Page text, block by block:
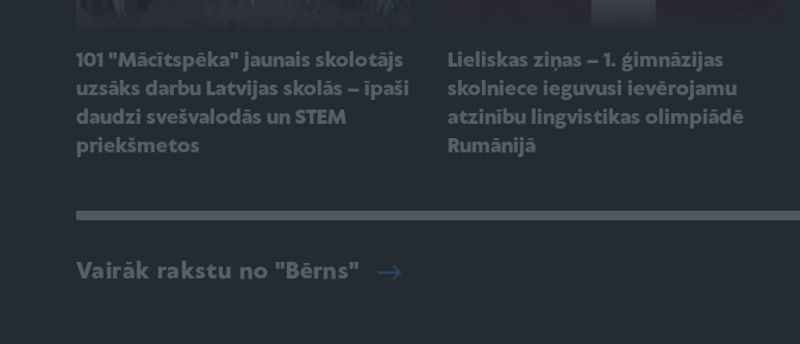
101 "Mācītspēka" jaunais skolotājs
uzsāks darbu Latvijas skolās – īpaši
daudzi svešvalodās un STEM
priekšmetos
Lieliskas ziņas – 1. ģimnāzijas
skolniece ieguvusi ievērojamu
atzinību lingvistikas olimpiādē
Rumānijā
Vairāk rakstu no "Bērns"